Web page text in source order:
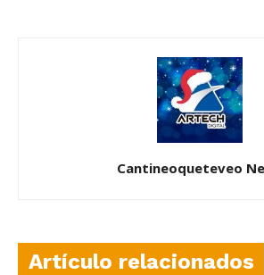
Cantineoqueteveo
Artículo relacionados